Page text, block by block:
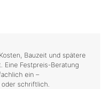
Bauzeit und spätere
Eine Festpreis-Beratung
ein –
schriftlich.